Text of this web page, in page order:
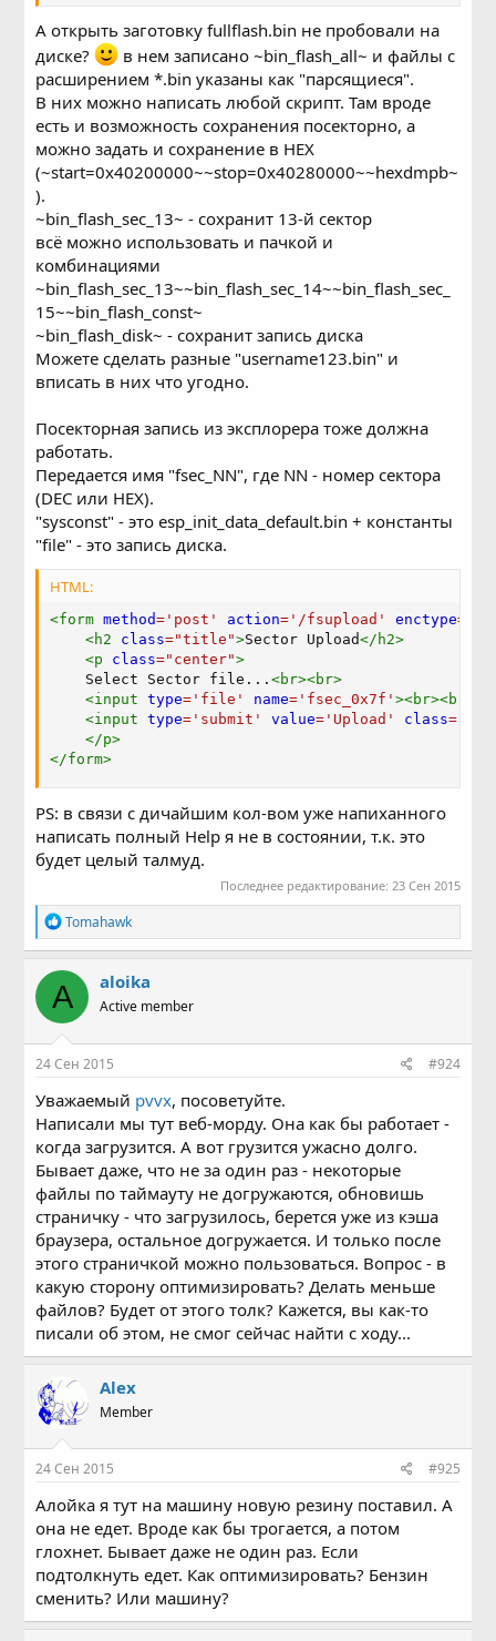
А открыть заготовку fullflash.bin не пробовали на
диске?
в нем записано ~bin_flash_all~ и файлы с
расширением *.bin указаны как "парсящиеся".
В них можно написать любой скрипт. Там вроде
есть и возможность сохранения посекторно, а
можно задать и сохранение в HEX
(~start=0x40200000~~stop=0x40280000~~hexdmpb~
).
~bin_flash_sec_13~ - сохранит 13-й сектор
всё можно использовать и пачкой и
комбинациями
~bin_flash_sec_13~~bin_flash_sec_14~~bin_flash_sec_
15~~bin_flash_const~
~bin_flash_disk~ - сохранит запись диска
Можете сделать разные "username123.bin" и
вписать в них что угодно.
Посекторная запись из эксплорера тоже должна
работать.
Передается имя "fsec_NN", где NN - номер сектора
(DEC или HEX).
"sysconst" - это esp_init_data_default.bin + константы
"file" - это запись диска.
HTML:
<form method= ' post ' action= ' /fsupload ' enctype=
<h2 class="title ">Sector Upload</ h2>
<p class=" center">
    Select Sector file...
<br><br>
<input type= ' file ' name= ' fsec_0x7f '><br><br
<input type= ' submit ' value= ' Upload ' class=
</p>
</form>
PS: в связи с дичайшим кол-вом уже напиханного
написать полный Help я не в состоянии, т.к. это
будет целый талмуд.
Последнее редактирование: 23 Сен 2015
Р
е
а
к
ц
и
и
:
Tomahawk
A aloika
Active member
24 Сен 2015 #924
Уважаемый pvvx, посоветуйте.
Написали мы тут веб-морду. Она как бы работает -
когда загрузится. А вот грузится ужасно долго.
Бывает даже, что не за один раз - некоторые
файлы по таймауту не догружаются, обновишь
страничку - что загрузилось, берется уже из кэша
браузера, остальное догружается. И только после
этого страничкой можно пользоваться. Вопрос - в
какую сторону оптимизировать? Делать меньше
файлов? Будет от этого толк? Кажется, вы как-то
писали об этом, не смог сейчас найти с ходу...
Alex
Member
24 Сен 2015 #925
Алойка я тут на машину новую резину поставил. А
она не едет. Вроде как бы трогается, а потом
глохнет. Бывает даже не один раз. Если
подтолкнуть едет. Как оптимизировать? Бензин
сменить? Или машину?